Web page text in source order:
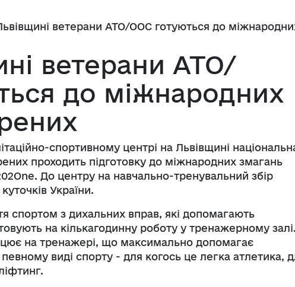
ветерани АТО/ООС готуються до
ветерани АТО/
до міжнародних
спортивному центрі на Львівщині
проходить підготовку до міжнародних змагань
До центру на навчально-тренувальний збір
України.
спортом з дихальних вправ, які допомагають
на кількагодинну роботу у тренажерному залі.
на тренажері, що максимально допомагає
виді спорту - для когось це легка атлетика,